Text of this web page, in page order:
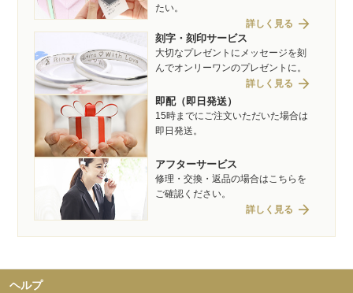
たい。
詳しく見る arrow_forward
刻字・刻印サービス
大切なプレゼントにメッセージを刻
んでオンリーワンのプレゼントに。
詳しく見る arrow_forward
即配（即日発送）
15時までにご注文いただいた場合は
即日発送。
アフターサービス
修理・交換・返品の場合はこちらを
ご確認ください。
詳しく見る arrow_forward
ヘルプ